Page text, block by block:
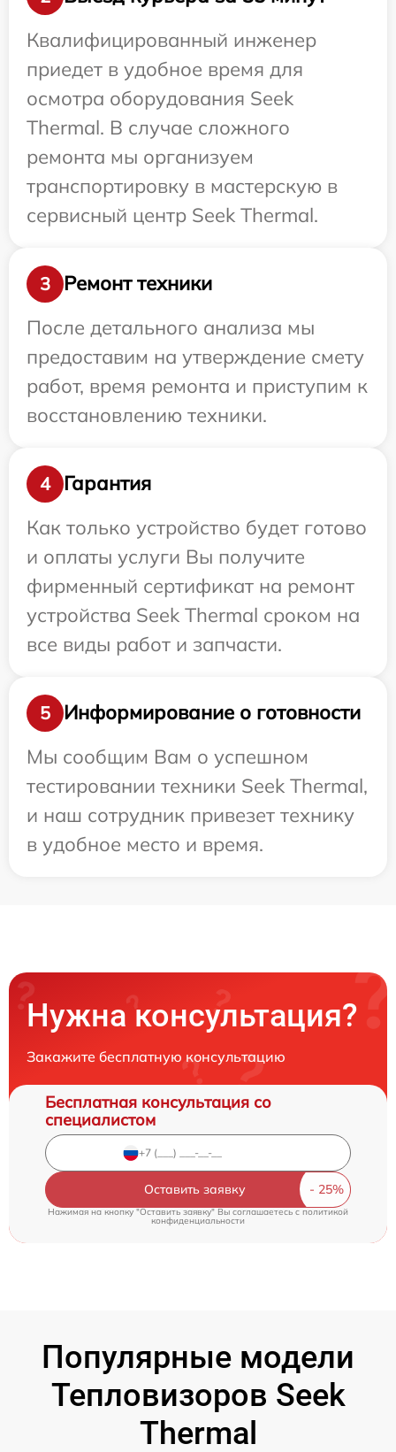
Квалифицированный инженер
приедет в удобное время для
осмотра оборудования Seek
Thermal. В случае сложного
ремонта мы организуем
транспортировку в мастерскую в
сервисный центр Seek Thermal.
3
Ремонт техники
После детального анализа мы
предоставим на утверждение смету
работ, время ремонта и приступим к
восстановлению техники.
4
Гарантия
Как только устройство будет готово
и оплаты услуги Вы получите
фирменный сертификат на ремонт
устройства Seek Thermal сроком на
все виды работ и запчасти.
5
Информирование о готовности
Мы сообщим Вам о успешном
тестировании техники Seek Thermal,
и наш сотрудник привезет технику
в удобное место и время.
Нужна консультация?
Закажите бесплатную консультацию
Бесплатная консультация со
специалистом
Оставить заявку
Нажимая на кнопку "Оставить заявку" Вы соглашаетесь cполитикой
конфиденциальности
Популярные модели
Тепловизоров Seek
Thermal